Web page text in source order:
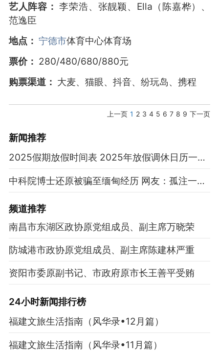
艺人阵容：李荣浩、张靓颖、Ella（陈嘉桦）、
范逸臣
地点： 宁德市体育中心体育场
票价： 280/480/680/880元
购票渠道： 大麦、猫眼、抖音、纷玩岛、携程
上一页 1 2 3 4 5 6 7 8 9 下一页
新闻推荐
2025假期放假时间表 2025年放假调休日历一览表
中科院博士还原被骗至缅甸经历 网友：孤注一掷现实版
频道推荐
南昌市东湖区政协原党组成员、副主席万晓荣
防城港市政协原党组成员、副主席陈建林严重
资阳市委原副书记、市政府原市长王善平受贿
24小时新闻排行榜
福建文旅生活指南（风华录•12月篇）
福建文旅生活指南（风华录•11月篇）